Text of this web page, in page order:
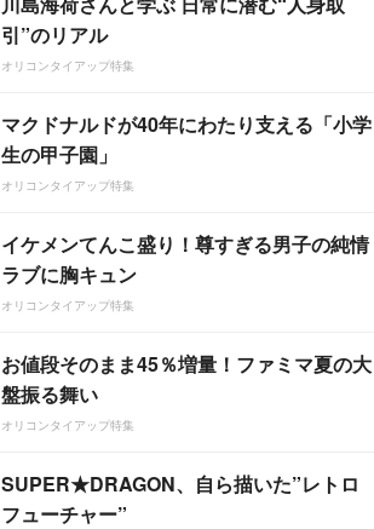
引”のリアル
オリコンタイアップ特集
マクドナルドが40年にわたり支える「小学
生の甲子園」
オリコンタイアップ特集
イケメンてんこ盛り！尊すぎる男子の純情
ラブに胸キュン
オリコンタイアップ特集
お値段そのまま45％増量！ファミマ夏の大
盤振る舞い
オリコンタイアップ特集
SUPER★DRAGON、自ら描いた”レトロ
フューチャー”